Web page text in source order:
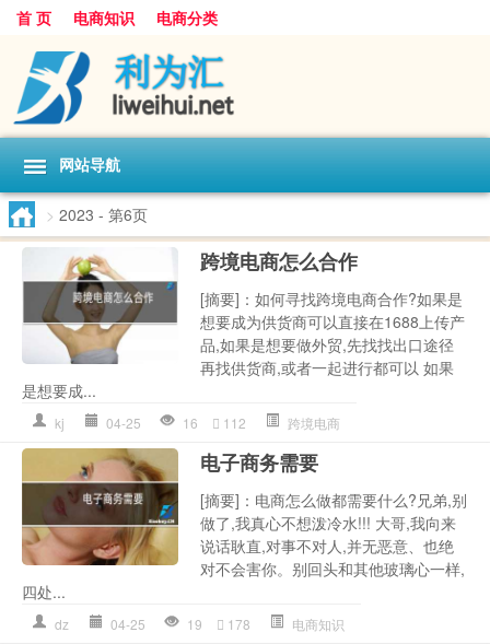
首 页 电商知识 电商分类
网站导航
> 2023 - 第6页
跨境电商怎么合作
[摘要]：如何寻找跨境电商合作?如果是
想要成为供货商可以直接在1688上传产
品,如果是想要做外贸,先找找出口途径
再找供货商,或者一起进行都可以 如果
是想要成...
kj 04-25 16 112 跨境电商
电子商务需要
[摘要]：电商怎么做都需要什么?兄弟,别
做了,我真心不想泼冷水!!! 大哥,我向来
说话耿直,对事不对人,并无恶意、也绝
对不会害你。别回头和其他玻璃心一样,
四处...
dz 04-25 19 178 电商知识